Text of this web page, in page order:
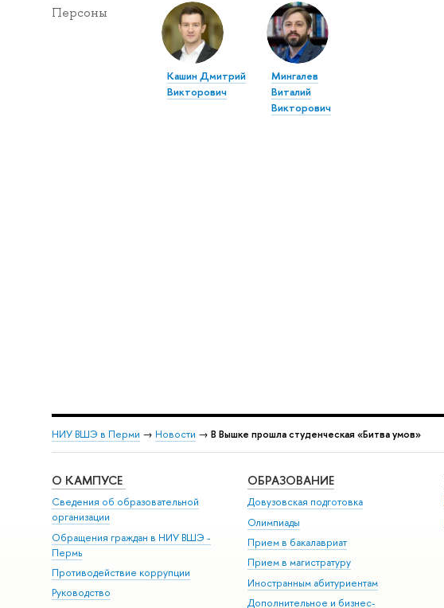
Персоны
Кашин Дмитрий
Викторович
Мингалев
Виталий
Викторович
НИУ ВШЭ в Перми → Новости → В Вышке прошла студенческая «Битва умов»
О КАМПУСЕ
Сведения об образовательной
организации
Обращения граждан в НИУ ВШЭ -
Пермь
Противодействие коррупции
Руководство
ОБРАЗОВАНИЕ
Довузовская подготовка
Олимпиады
Прием в бакалавриат
Прием в магистратуру
Иностранным абитуриентам
Дополнительное и бизнес-